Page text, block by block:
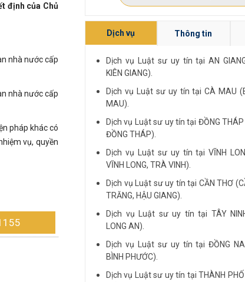
định của Chủ
nhà nước cấp
nhà nước cấp
pháp khác có
vụ, quyền
Dịch vụ Thông tin
Dịch vụ Luật sư uy tín tại AN
KIÊN GIANG).
Dịch vụ Luật sư uy tín tại CÀ MAU
MAU).
Dịch vụ Luật sư uy tín tại ĐỒNG THÁP
ĐỒNG THÁP).
Dịch vụ Luật sư uy tín tại VĨNH
VĨNH LONG, TRÀ VINH).
Dịch vụ Luật sư uy tín tại CẦN THƠ
TRĂNG, HẬU GIANG).
Dịch vụ Luật sư uy tín tại TÂY
LONG AN).
Dịch vụ Luật sư uy tín tại ĐỒNG
BÌNH PHƯỚC).
Dịch vụ Luật sư uy tín tại THÀNH PHỐ